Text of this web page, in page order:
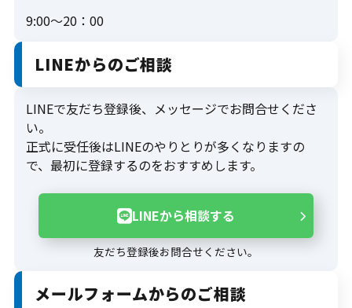
9:00～20：00
LINEからのご相談
LINEで友だち登録後、メッセージでお問合せくださ
い。
正式に受任後はLINEのやりとりが多くなりますの
で、最初に登録するのをおすすめします。
LINEから相談する
友だち登録後お問合せください。
メールフォームからのご相談
24時間365日受付
友だち登録後お問合せください。